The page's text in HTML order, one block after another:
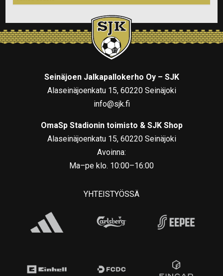
Seinäjoen Jalkapallokerho Oy – SJK
Alaseinäjoenkatu 15, 60220 Seinäjoki
info@sjk.fi
OmaSp Stadionin toimisto & SJK Shop
Alaseinäjoenkatu 15, 60220 Seinäjoki
Avoinna:
Ma–pe klo. 10:00–16:00
YHTEISTYÖSSÄ